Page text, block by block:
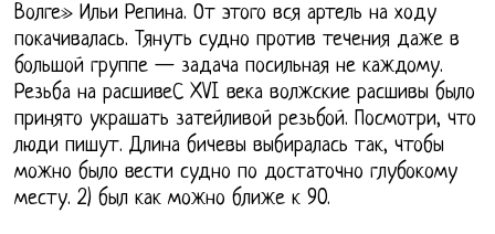
Волге» Ильи Репина. От этого вся артель на ходу
покачивалась. Тянуть судно против течения даже в
большой группе — задача посильная не каждому.
Резьба на расшивеС XVI века волжские расшивы было
принято украшать затейливой резьбой. Посмотри, что
люди пишут. Длина бичевы выбиралась так, чтобы
можно было вести судно по достаточно глубокому
месту. 2) был как можно ближе к 90.